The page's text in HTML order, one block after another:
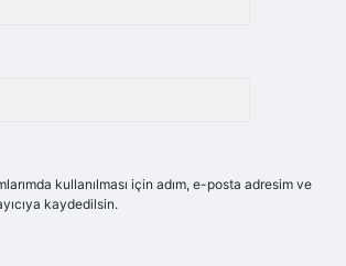
kullanılması için adım, e-posta adresim ve
kaydedilsin.